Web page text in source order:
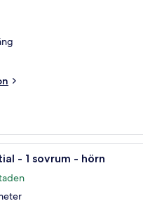
Ett modernt
- 1 sovrum - hörn